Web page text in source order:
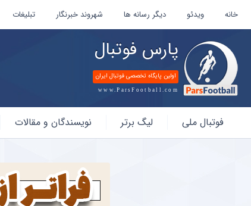
خانه ویدئو دیگر رسانه ها شهروند خبرنگار تبلیغات
پارس فوتبال
اولین پایگاه تخصصی فوتبال ایران
www.ParsFootball.com
فوتبال
فوتبال ملی لیگ برتر نویسندگان و مقالات